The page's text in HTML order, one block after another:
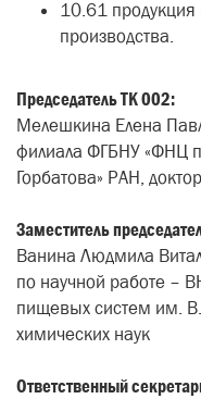
10.61 продукция
производства.
Председатель ТК 002:
Мелешкина Елена
филиала ФГБНУ «ФНЦ
Горбатова» РАН,
Заместитель
Ванина Людмила
по научной работе –
пищевых систем им.
химических наук
Ответственный